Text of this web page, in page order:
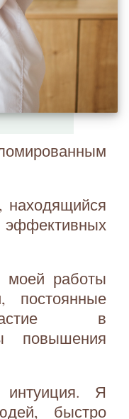
находящийся
моей работы
постоянные
в
повышения
Я
быстро